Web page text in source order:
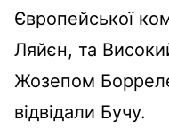
Європейської
Ляйєн, та
Жозепом
відвідали Бучу.